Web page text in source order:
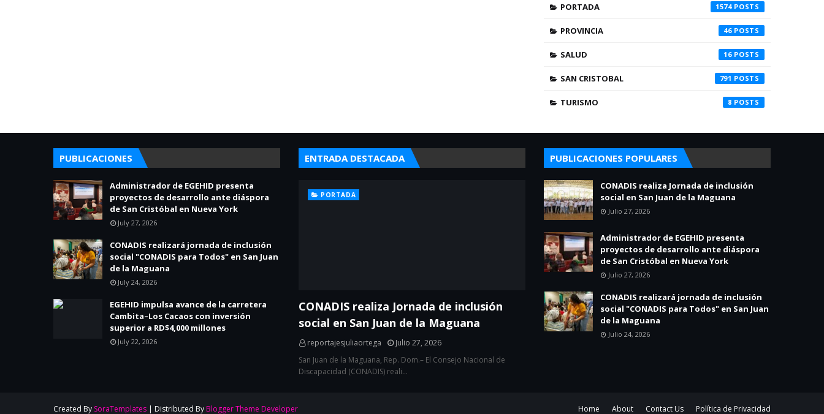
PORTADA 1574
PROVINCIA 46
SALUD 16
SAN CRISTOBAL 791
TURISMO 8
PUBLICACIONES
Administrador de EGEHID presenta
proyectos de desarrollo ante diáspora
de San Cristóbal en Nueva York
July 27, 2026
CONADIS realizará jornada de inclusión
social "CONADIS para Todos" en San Juan
de la Maguana
July 24, 2026
EGEHID impulsa avance de la carretera
Cambita–Los Cacaos con inversión
superior a RD$4,000 millones
July 22, 2026
ENTRADA DESTACADA
PORTADA
CONADIS realiza Jornada de inclusión
social en San Juan de la Maguana
reportajesjuliaortega
Julio 27, 2026
San Juan de la Maguana, Rep. Dom.– El Consejo Nacional de
Discapacidad (CONADIS) reali…
PUBLICACIONES POPULARES
CONADIS realiza Jornada de inclusión
social en San Juan de la Maguana
Julio 27, 2026
Administrador de EGEHID presenta
proyectos de desarrollo ante diáspora
de San Cristóbal en Nueva York
Julio 27, 2026
CONADIS realizará jornada de inclusión
social "CONADIS para Todos" en San Juan
de la Maguana
Julio 24, 2026
Home About Contact Us Política de Privacidad
Created By SoraTemplates | Distributed By Blogger Theme Developer